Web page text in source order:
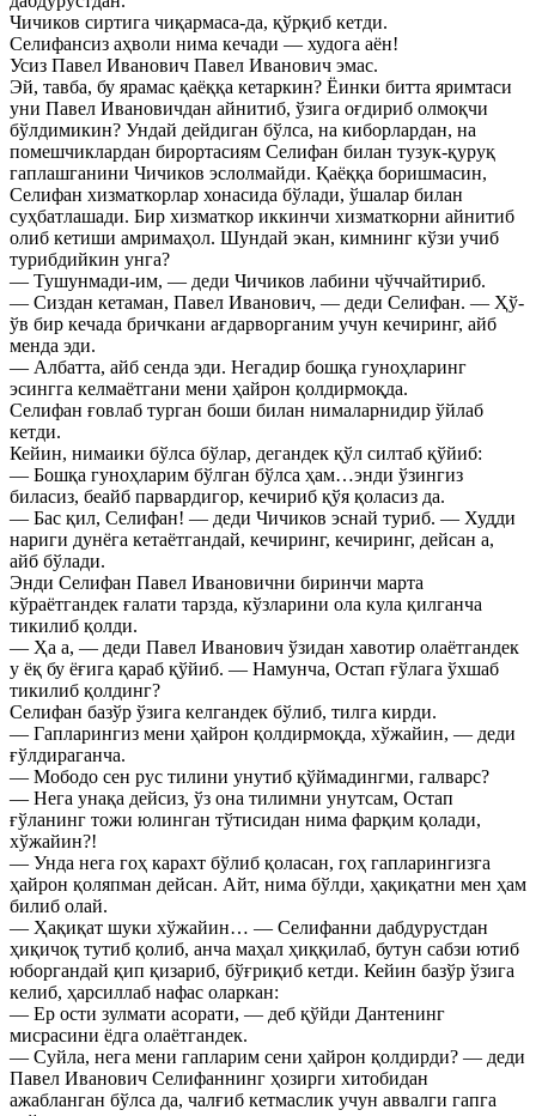
Чичиков сиртига чиқармаса-да, қўрқиб кетди.
Селифансиз аҳволи нима кечади — худога аён!
Усиз Павел Иванович Павел Иванович эмас.
Эй, тавба, бу ярамас қаёққа кетаркин? Ёинки битта яримтаси
уни Павел Ивановичдан айнитиб, ўзига оғдириб олмоқчи
бўлдимикин? Ундай дейдиган бўлса, на киборлардан, на
помешчиклардан бирортасиям Селифан билан тузук-қуруқ
гаплашганини Чичиков эслолмайди. Қаёққа боришмасин,
Селифан хизматкорлар хонасида бўлади, ўшалар билан
суҳбатлашади. Бир хизматкор иккинчи хизматкорни айнитиб
олиб кетиши амримаҳол. Шундай экан, кимнинг кўзи учиб
турибдийкин унга?
— Тушунмади-им, — деди Чичиков лабини чўччайтириб.
— Сиздан кетаман, Павел Иванович, — деди Селифан. — Ҳў-
ўв бир кечада бричкани ағдарворганим учун кечиринг, айб
менда эди.
— Албатта, айб сенда эди. Негадир бошқа гуноҳларинг
эсингга келмаётгани мени ҳайрон қолдирмоқда.
Селифан ғовлаб турган боши билан нималарнидир ўйлаб
кетди.
Кейин, нимаики бўлса бўлар, дегандек қўл силтаб қўйиб:
— Бошқа гуноҳларим бўлган бўлса ҳам…энди ўзингиз
биласиз, беайб парвардигор, кечириб қўя қоласиз да.
— Бас қил, Селифан! — деди Чичиков эснай туриб. — Худди
нариги дунёга кетаётгандай, кечиринг, кечиринг, дейсан а,
айб бўлади.
Энди Селифан Павел Ивановични биринчи марта
кўраётгандек ғалати тарзда, кўзларини ола кула қилганча
тикилиб қолди.
— Ҳа а, — деди Павел Иванович ўзидан хавотир олаётгандек
у ёқ бу ёғига қараб қўйиб. — Намунча, Остап ғўлага ўхшаб
тикилиб қолдинг?
Селифан базўр ўзига келгандек бўлиб, тилга кирди.
— Гапларингиз мени ҳайрон қолдирмоқда, хўжайин, — деди
ғўлдираганча.
— Мободо сен рус тилини унутиб қўймадингми, галварс?
— Нега унақа дейсиз, ўз она тилимни унутсам, Остап
ғўланинг тожи юлинган тўтисидан нима фарқим қолади,
хўжайин?!
— Унда нега гоҳ карахт бўлиб қоласан, гоҳ гапларингизга
ҳайрон қоляпман дейсан. Айт, нима бўлди, ҳақиқатни мен ҳам
билиб олай.
— Ҳақиқат шуки хўжайин… — Селифанни дабдурустдан
ҳиқичоқ тутиб қолиб, анча маҳал ҳиққилаб, бутун сабзи ютиб
юборгандай қип қизариб, бўғриқиб кетди. Кейин базўр ўзига
келиб, ҳарсиллаб нафас оларкан:
— Ер ости зулмати асорати, — деб қўйди Дантенинг
мисрасини ёдга олаётгандек.
— Суйла, нега мени гапларим сени ҳайрон қолдирди? — деди
Павел Иванович Селифаннинг ҳозирги хитобидан
ажабланган бўлса да, чалғиб кетмаслик учун аввалги гапга